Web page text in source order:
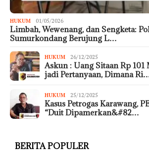
HUKUM 01/05/2026
Limbah, Wewenang, dan Sengketa:
Sumurkondang Berujung L…
HUKUM 26/12/2025
Askun : Uang Sitaan Rp 101
jadi Pertanyaan, Dimana
HUKUM 25/12/2025
Kasus Petrogas Karawang,
“Duit Dipamerkan&#82…
BERITA POPULER